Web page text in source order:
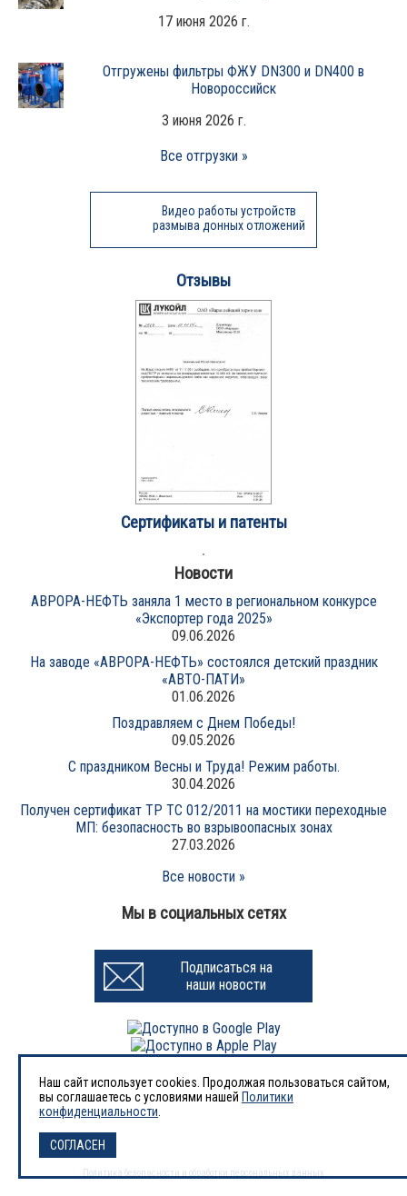
17 июня 2026 г.
Отгружены фильтры ФЖУ DN300 и DN400 в
Новороссийск
3 июня 2026 г.
Все отгрузки »
Видео работы устройств
размыва донных отложений
Отзывы
Сертификаты и патенты
Новости
АВРОРА-НЕФТЬ заняла 1 место в региональном конкурсе
«Экспортер года 2025»
09.06.2026
На заводе «АВРОРА-НЕФТЬ» состоялся детский праздник
«АВТО-ПАТИ»
01.06.2026
Поздравляем с Днем Победы!
09.05.2026
С праздником Весны и Труда! Режим работы.
30.04.2026
Получен сертификат ТР ТС 012/2011 на мостики переходные
МП: безопасность во взрывоопасных зонах
27.03.2026
Все новости »
Мы в социальных сетях
Подписаться на
наши новости
1998-2026 © Завод «АВРОРА-НЕФТЬ»
ООО «Завод нефтегазового оборудования «АВРОРА-НЕФТЬ»
Политика безопасности и обработки персональных данных
Наш сайт использует cookies. Продолжая пользоваться сайтом,
вы соглашаетесь с условиями нашей Политики
конфиденциальности
СОГЛАСЕН